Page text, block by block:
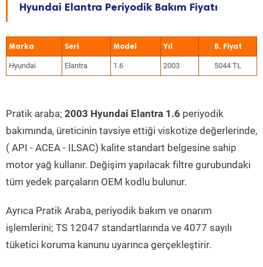
Hyundai Elantra Periyodik Bakım Fiyatı
Marka Seri Model Yıl
Hyundai Elantra 1.6 2003 5044 TL
Pratik araba; 2003 Hyundai Elantra 1.6 periyodik
bakımında, üreticinin tavsiye ettiği viskotize değerlerinde,
( API - ACEA - ILSAC) kalite standart belgesine sahip
motor yağ kullanır. Değişim yapılacak filtre gurubundaki
tüm yedek parçaların OEM kodlu bulunur.
Ayrıca Pratik Araba, periyodik bakım ve onarım
işlemlerini; TS 12047 standartlarında ve 4077 sayılı
tüketici koruma kanunu uyarınca gerçekleştirir.